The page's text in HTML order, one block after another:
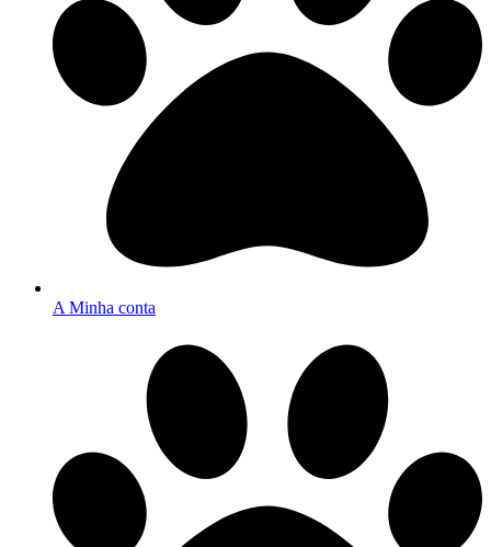
A Minha conta